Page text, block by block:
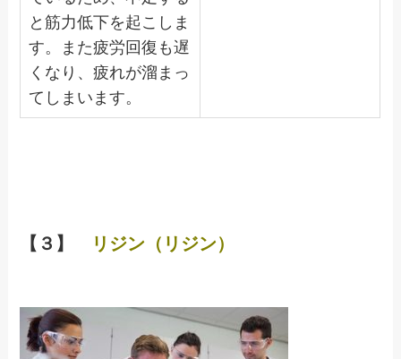
と筋力低下を起こしま
す。また疲労回復も遅
くなり、疲れが溜まっ
てしまいます。
【３】 リジン（リジン）